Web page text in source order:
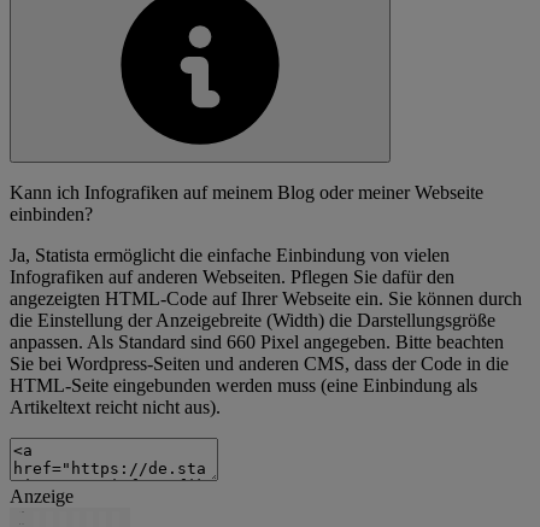
Kann ich Infografiken auf meinem Blog oder meiner Webseite
einbinden?
Ja, Statista ermöglicht die einfache Einbindung von vielen
Infografiken auf anderen Webseiten. Pflegen Sie dafür den
angezeigten HTML-Code auf Ihrer Webseite ein. Sie können durch
die Einstellung der Anzeigebreite (Width) die Darstellungsgröße
anpassen. Als Standard sind 660 Pixel angegeben. Bitte beachten
Sie bei Wordpress-Seiten und anderen CMS, dass der Code in die
HTML-Seite eingebunden werden muss (eine Einbindung als
Artikeltext reicht nicht aus).
Anzeige